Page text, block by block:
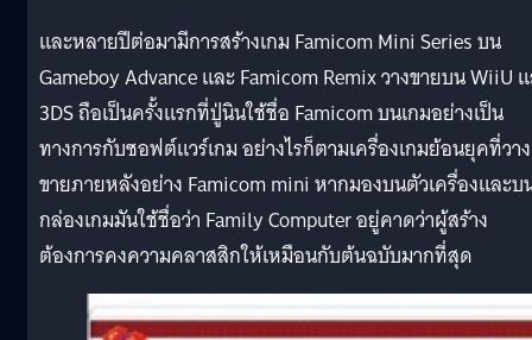
และหลายปีต่อมามีการสร้างเกม Famicom Mini Series บน
Gameboy Advance และ Famicom Remix วางขายบน WiiU
3DS ถือเป็นครั้งแรกที่ปู่นินใช้ชื่อ Famicom บนเกมอย่างเป็น
ทางการกับซอฟต์แวร์เกม อย่างไรก็ตามเครื่องเกมย้อนยุคที่วาง
ขายภายหลังอย่าง Famicom mini หากมองบนตัวเครื่องและบ
กล่องเกมมันใช้ชื่อว่า Family Computer อยู่คาดว่าผู้สร้าง
ต้องการคงความคลาสสิกให้เหมือนกับต้นฉบับมากที่สุด